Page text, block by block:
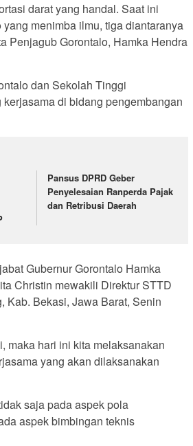
darat yang handal. Saat ini
menimba ilmu, tiga diantaranya
Penjagub Gorontalo, Hamka Hendra
dan Sekolah Tinggi
di bidang pengembangan
Pansus DPRD Geber
Penyelesaian Ranperda Pajak
dan Retribusi Daerah
Gubernur Gorontalo Hamka
Christin mewakili Direktur STTD
Bekasi, Jawa Barat, Senin
maka hari ini kita melaksanakan
yang akan dilaksanakan
saja pada aspek pola
aspek bimbingan teknis